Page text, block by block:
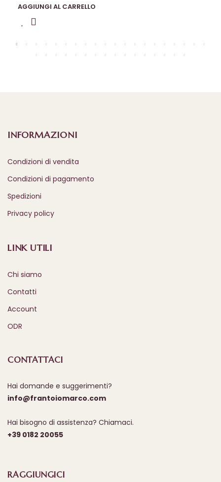
AGGIUNGI AL CARRELLO
INFORMAZIONI
Condizioni di vendita
Condizioni di pagamento
Spedizioni
Privacy policy
LINK UTILI
Chi siamo
Contatti
Account
ODR
CONTATTACI
Hai domande e suggerimenti?
info@frantoiomarco.com
Hai bisogno di assistenza? Chiamaci.
+39 0182 20055
RAGGIUNGICI